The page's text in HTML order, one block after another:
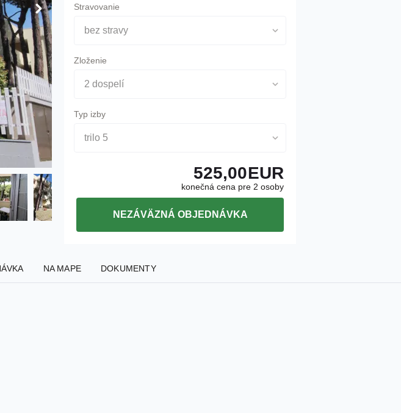
Stravovanie
bez stravy
Zloženie
2 dospelí
Typ izby
trilo 5
konečná cena pre 2 osoby
525,00EUR
NEZÁVÄZNÁ OBJEDNÁVKA
NA MAPE DOKUMENTY